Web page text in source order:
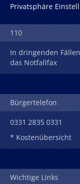
Privatsphäre
110
In dringenden
das Notfallfax
Bürgertelefon
0331 2835 0331
* Kostenübersicht
Wichtige Links